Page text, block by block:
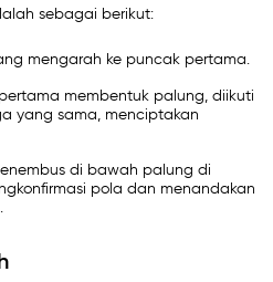
sebagai berikut:
mengarah ke puncak pertama.
membentuk palung, diikuti
yang sama, menciptakan
di bawah palung di
pola dan menandakan